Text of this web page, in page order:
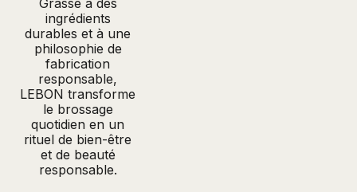
ingrédients
durables et à une
philosophie de
fabrication
responsable,
LEBON transforme
le brossage
quotidien en un
rituel de bien-être
et de beauté
responsable.